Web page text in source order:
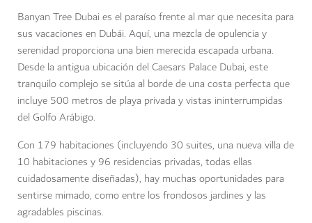
Banyan Tree Dubai es el paraíso frente al mar que necesita para
sus vacaciones en Dubái. Aquí, una mezcla de opulencia y
serenidad proporciona una bien merecida escapada urbana.
Desde la antigua ubicación del Caesars Palace Dubai, este
tranquilo complejo se sitúa al borde de una costa perfecta que
incluye 500 metros de playa privada y vistas ininterrumpidas
del Golfo Arábigo.
Con 179 habitaciones (incluyendo 30 suites, una nueva villa de
10 habitaciones y 96 residencias privadas, todas ellas
cuidadosamente diseñadas), hay muchas oportunidades para
sentirse mimado, como entre los frondosos jardines y las
agradables piscinas.